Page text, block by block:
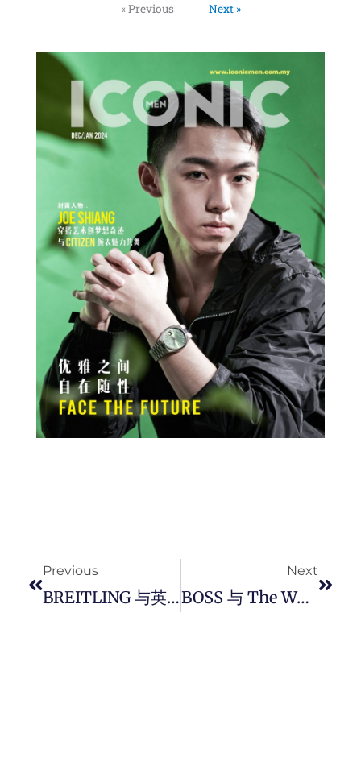
« Previous Next »
Previous
BREITLING 与英国超级足球联赛曼城队的挪威新生代球星 – Erling Haaland 结缘，邀担当全明星行动队体育大使。
Next
BOSS 与 The Woolmark Company 合作打造首款美丽诺羊毛针织西装，从高端传承到大胆创新的变革与转型。